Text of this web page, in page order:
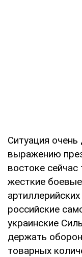
Ситуация
выражению
востоке сейчас
жесткие
российские
украинские
держать
товарных